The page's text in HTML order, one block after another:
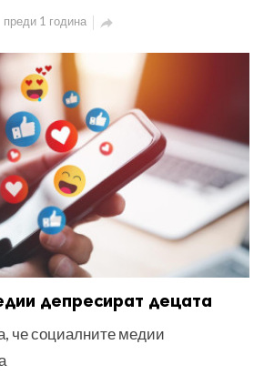
преди 1 година 
депресират децата
че социалните медии